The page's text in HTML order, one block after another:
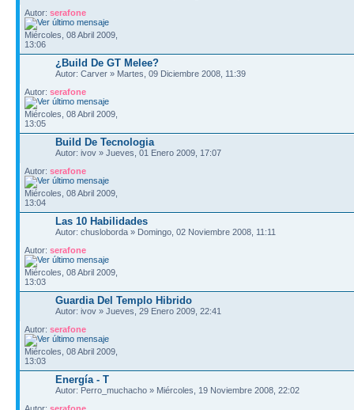
Autor: serafone
Miércoles, 08 Abril 2009,
13:06
¿Build De GT Melee?
Autor: Carver » Martes, 09 Diciembre 2008, 11:39
Autor: serafone
Miércoles, 08 Abril 2009,
13:05
Build De Tecnologia
Autor: ivov » Jueves, 01 Enero 2009, 17:07
Autor: serafone
Miércoles, 08 Abril 2009,
13:04
Las 10 Habilidades
Autor: chusloborda » Domingo, 02 Noviembre 2008, 11:11
Autor: serafone
Miércoles, 08 Abril 2009,
13:03
Guardia Del Templo Hibrido
Autor: ivov » Jueves, 29 Enero 2009, 22:41
Autor: serafone
Miércoles, 08 Abril 2009,
13:03
Energía - T
Autor: Perro_muchacho » Miércoles, 19 Noviembre 2008, 22:02
Autor: serafone